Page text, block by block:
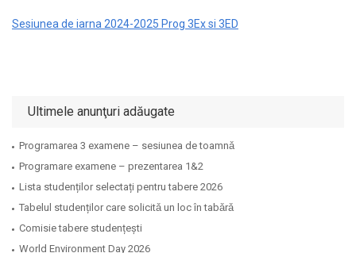
Sesiunea de iarna 2024-2025 Prog 3Ex si 3ED
Ultimele anunţuri adăugate
Programarea 3 examene – sesiunea de toamnǎ
Programare examene – prezentarea 1&2
Lista studenților selectați pentru tabere 2026
Tabelul studenților care solicitǎ un loc în tabǎrǎ
Comisie tabere studențești
World Environment Day 2026